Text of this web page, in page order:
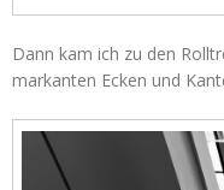
Dann kam ich zu den
markanten Ecken und